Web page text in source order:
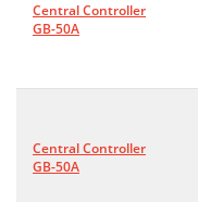
Central Controller
GB-50A
Central Controller
GB-50A